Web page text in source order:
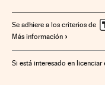
Administración Estado
Se adhiere a los criterios de
Más información
Si está interesado en